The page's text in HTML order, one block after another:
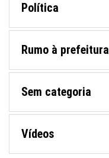
Política
Rumo à prefeitura
Sem categoria
Vídeos